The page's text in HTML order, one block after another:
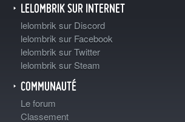
LELOMBRIK SUR INTERNET
lelombrik sur Discord
lelombrik sur Facebook
lelombrik sur Twitter
lelombrik sur Steam
COMMUNAUTÉ
Le forum
Classement